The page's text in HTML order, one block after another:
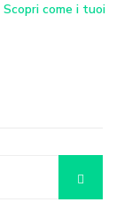
Scopri come i tuoi